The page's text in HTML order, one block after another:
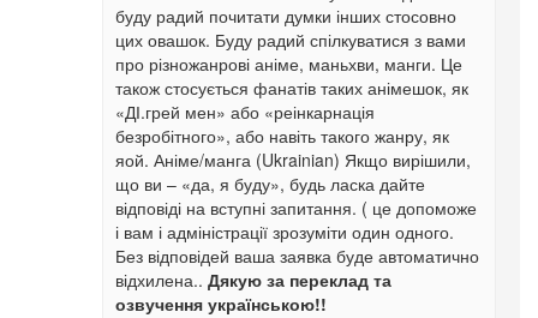
буду радий почитати думки інших стосовно
цих овашок. Буду радий спілкуватися з вами
про різножанрові аніме, маньхви, манги. Це
також стосується фанатів таких анімешок, як
«ДІ.грей мен» або «реінкарнація
безробітного», або навіть такого жанру, як
яой. Аніме/манга (Ukrainian) Якщо вирішили,
що ви – «да, я буду», будь ласка дайте
відповіді на вступні запитання. ( це допоможе
і вам і адміністрації зрозуміти один одного.
Без відповідей ваша заявка буде автоматично
відхилена.. Дякую за переклад та
озвучення українською!!